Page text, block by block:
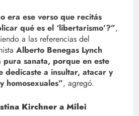
era ese verso que recitás
qué es el ‘libertarismo’?”,
a las referencias del
Alberto Benegas Lynch
pura sanata, porque en este
dedicaste a insultar, atacar y
homosexuales”, agregó.
Kirchner a Milei